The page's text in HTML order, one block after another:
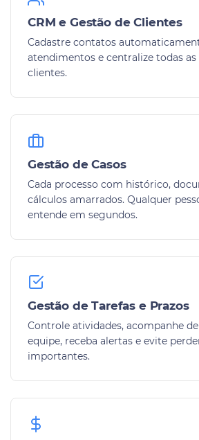
CRM e Gestão de Clientes
Cadastre contatos
atendimentos e centralize todas
clientes.
Gestão de Casos
Cada processo com histórico,
cálculos amarrados. Qualquer
entende em segundos.
Gestão de Tarefas e Prazos
Controle atividades, acompanhe
equipe, receba alertas e evite
importantes.